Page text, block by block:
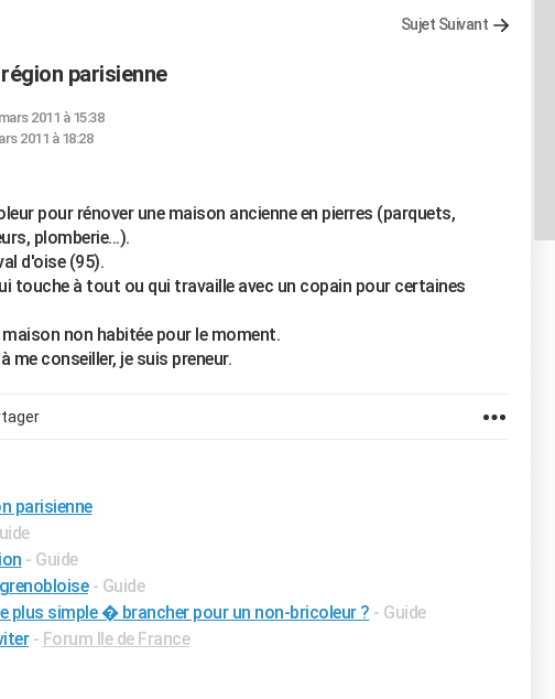
Sujet Suivant
parisienne
2011 à 15:38
2011 à 18:28
pour rénover une maison ancienne en pierres (parquets,
plomberie...).
d'oise (95).
touche à tout ou qui travaille avec un copain pour certaines
non habitée pour le moment.
me conseiller, je suis preneur.
parisienne
- Guide
- Guide
plus simple � brancher pour un non-bricoleur ? - Guide
- Forum Ile de France